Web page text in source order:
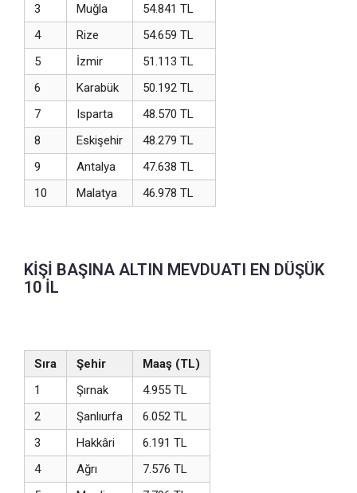
3
Muğla
54.841 TL
4
Rize
54.659 TL
5
İzmir
51.113 TL
6
Karabük
50.192 TL
7
Isparta
48.570 TL
8
Eskişehir
48.279 TL
9
Antalya
47.638 TL
10
Malatya 46.978 TL
KİŞİ BAŞINA ALTIN MEVDUATI EN DÜŞÜK
10 İL
Sıra Şehir
Maaş (TL)
1
Şırnak
4.955 TL
2
Şanlıurfa
6.052 TL
3
Hakkâri
6.191 TL
4
Ağrı
7.576 TL